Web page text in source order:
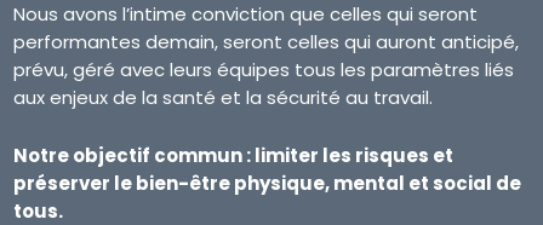
Nous avons l’intime conviction que celles qui seront
performantes demain, seront celles qui auront anticipé,
prévu, géré avec leurs équipes tous les paramètres liés
aux enjeux de la santé et la sécurité au travail.
Notre objectif commun : limiter les risques et
préserver le bien-être physique, mental et social de
tous.